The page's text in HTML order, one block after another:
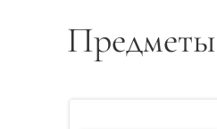
Предметы